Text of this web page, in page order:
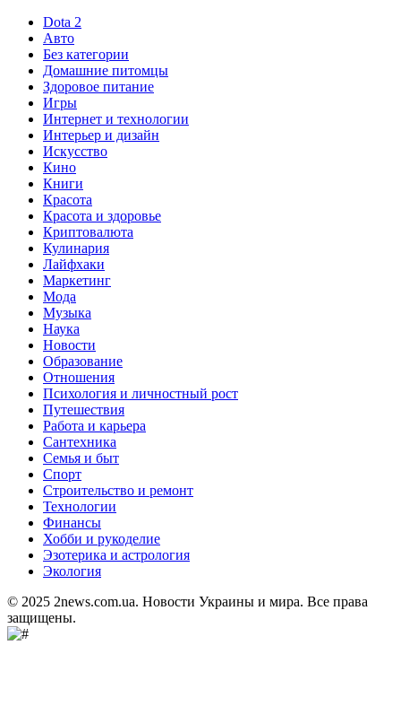
Dota 2
Авто
Без категории
Домашние питомцы
Здоровое питание
Игры
Интернет и технологии
Интерьер и дизайн
Искусство
Кино
Книги
Красота
Красота и здоровье
Криптовалюта
Кулинария
Лайфхаки
Маркетинг
Мода
Музыка
Наука
Новости
Образование
Отношения
Психология и личностный рост
Путешествия
Работа и карьера
Сантехника
Семья и быт
Спорт
Строительство и ремонт
Технологии
Финансы
Хобби и рукоделие
Эзотерика и астрология
Экология
© 2025 2news.com.ua. Новости Украины и мира. Все права
защищены.